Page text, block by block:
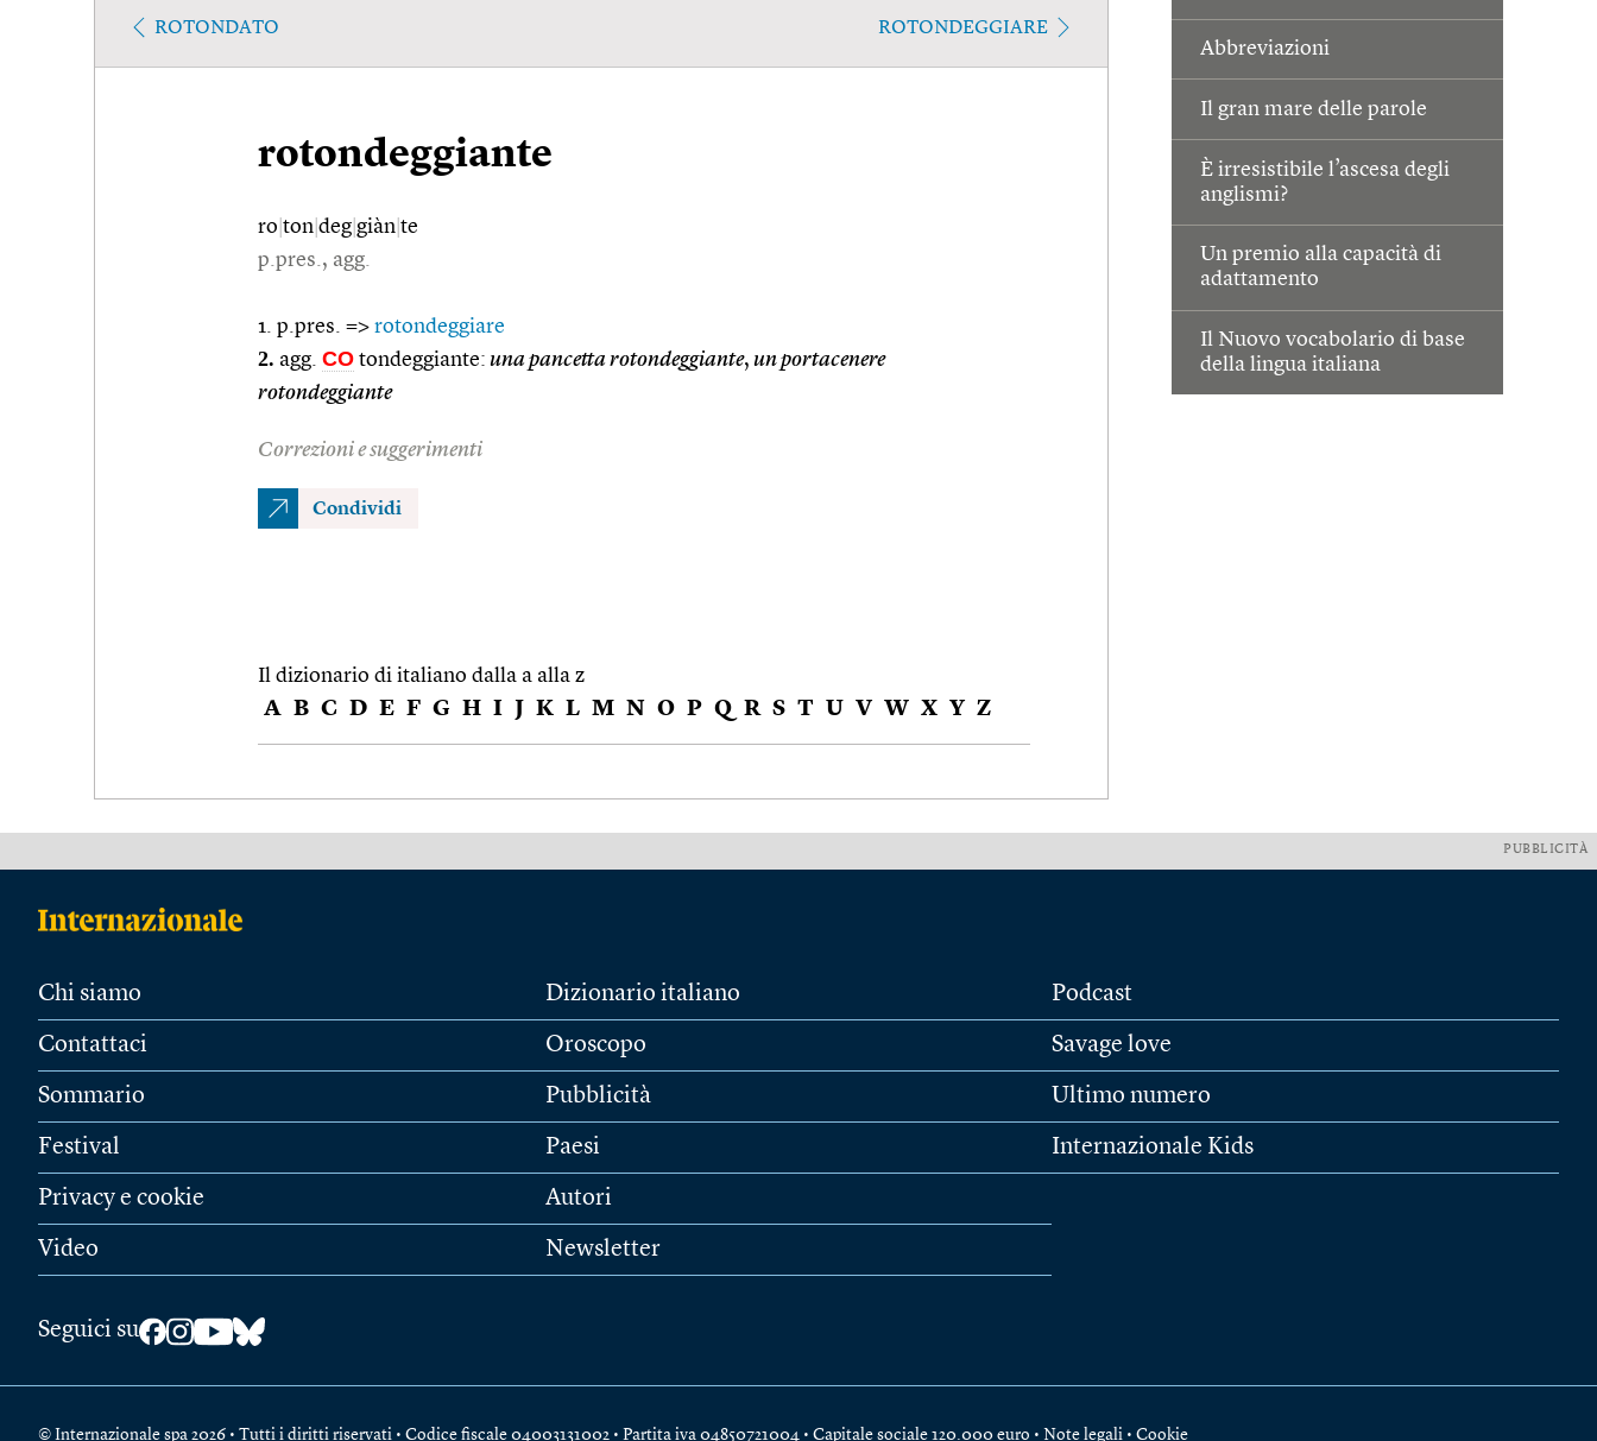
Abbreviazioni
Il gran mare delle parole
È irresistibile l’ascesa degli
anglismi?
Un premio alla capacità di
adattamento
Il Nuovo vocabolario di base
della lingua italiana
ROTONDATO ROTONDEGGIARE
rotondeggiante
ro ton deg giàn te
p.pres., agg.
1. p.pres. => rotondeggiare
2. agg. CO tondeggiante: una pancetta rotondeggiante, un portacenere
rotondeggiante
Correzioni e suggerimenti
Condividi
Il dizionario di italiano dalla a alla z
A B C D E F G H I J K L M N O P Q R S T U V W X Y Z
PUBBLICITÀ
Chi siamo
Contattaci
Sommario
Festival
Privacy e cookie
Video
Dizionario italiano
Oroscopo
Pubblicità
Paesi
Autori
Newsletter
Podcast
Savage love
Ultimo numero
Internazionale Kids
Seguici su
© Internazionale spa 2026 • Tutti i diritti riservati • Codice fiscale 04003131002 • Partita iva 04850721004 • Capitale sociale 120.000 euro • Note legali • Cookie